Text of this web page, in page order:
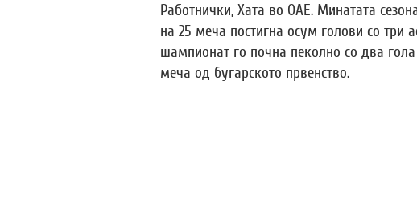
Работнички, Хата во ОАЕ. Минатата
на 25 меча постигна осум голови со три
шампионат го почна пеколно со два гола
меча од бугарското првенство.